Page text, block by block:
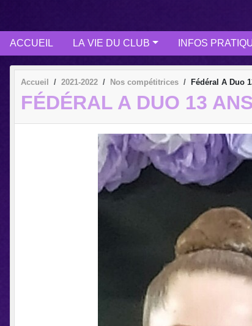
ACCUEIL LA VIE DU CLUB INFOS
Accueil 2021-2022 Nos compétitrices Fédéral A Duo
FÉDÉRAL A DUO 13